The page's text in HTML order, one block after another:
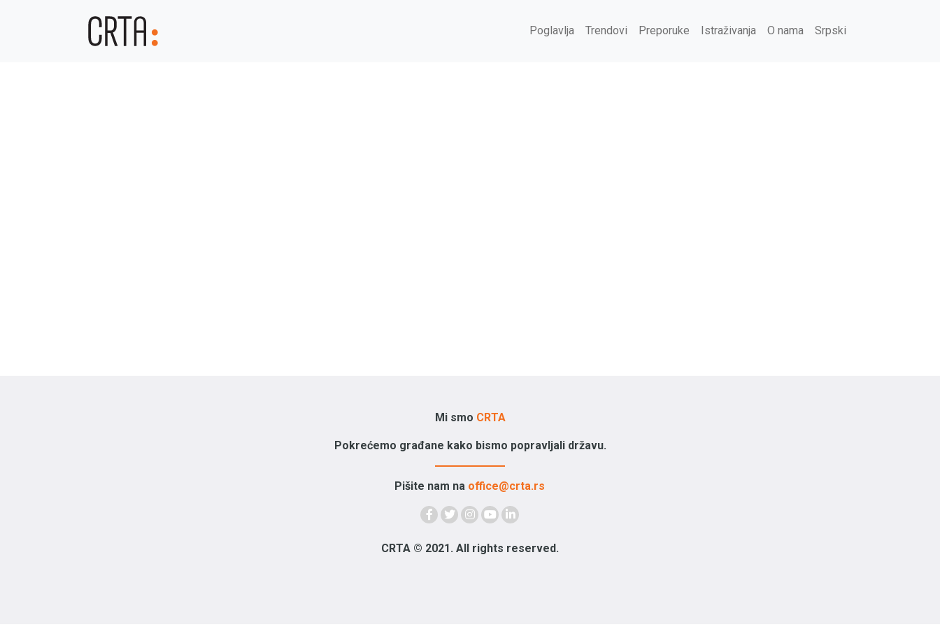
Poglavlja Trendovi Preporuke Istraživanja O nama Srpski
Mi smo CRTA
Pokrećemo građane kako bismo popravljali državu.
Pišite nam na office@crta.rs
CRTA © 2021. All rights reserved.